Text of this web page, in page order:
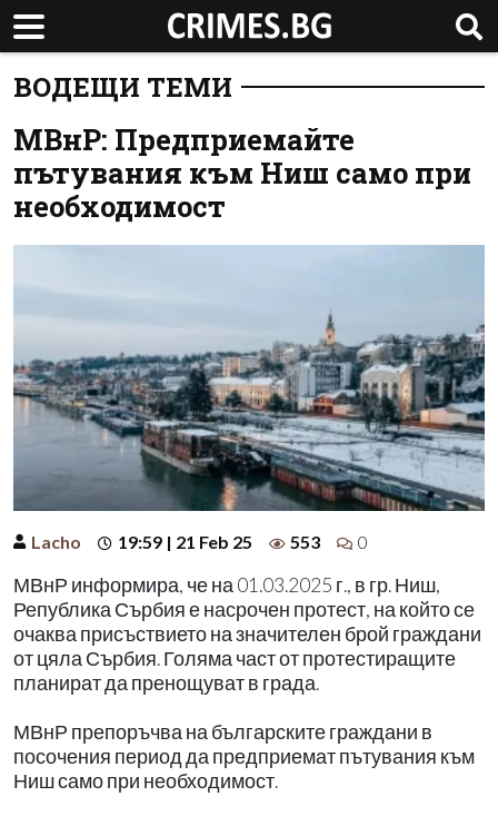
ВОДЕЩИ ТЕМИ
МВнР: Предприемайте
пътувания към Ниш само при
необходимост
Lacho 19:59 | 21 Feb 25 553 0
МВнР информира, че на 01.03.2025 г., в гр. Ниш,
Република Сърбия е насрочен протест, на който се
очаква присъствието на значителен брой граждани
от цяла Сърбия. Голяма част от протестиращите
планират да пренощуват в града.
МВнР препоръчва на българските граждани в
посочения период да предприемат пътувания към
Ниш само при необходимост.